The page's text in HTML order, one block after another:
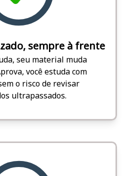
sempre à frente
seu material muda
você estuda com
o risco de revisar
ultrapassados.